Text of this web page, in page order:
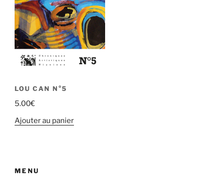
LOU CAN N°5
5.00€
Ajouter au panier
MENU